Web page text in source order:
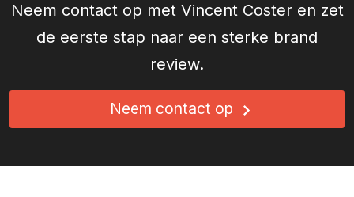
Neem contact op met Vincent Costeren zet
de eerste stap naar een sterke brand
review.
Neem contact op